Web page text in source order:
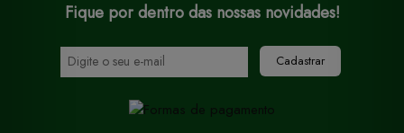
Fique por dentro das nossas novidades!
Cadastrar